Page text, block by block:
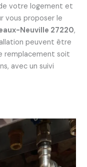
votre logement et
vous proposer le
Neuville 27220,
peuvent être
remplacement soit
avec un suivi